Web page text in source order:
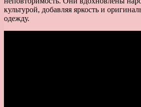
культурой, добавляя яркость и
одежду.